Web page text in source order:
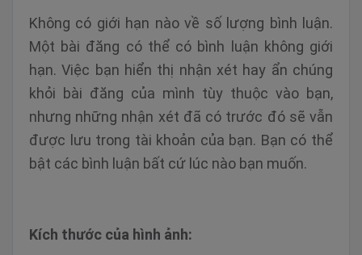
Không có giới hạn nào về số lượng bình luận.
Một bài đăng có thể có bình luận không giới
hạn. Việc bạn hiển thị nhận xét hay ẩn chúng
khỏi bài đăng của mình tùy thuộc vào bạn,
nhưng những nhận xét đã có trước đó sẽ vẫn
được lưu trong tài khoản của bạn. Bạn có thể
bật các bình luận bất cứ lúc nào bạn muốn.
Kích thước của hình ảnh: